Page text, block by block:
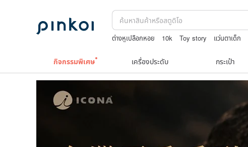
ต่างหูเปลือกหอย 10k Toy story แว่นตาเด็ก
กิจกรรมพิเศษ เครื่องประดับ กระเป๋า